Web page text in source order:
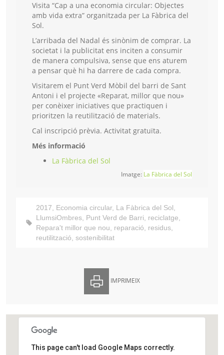
Visita “Cap a una economia circular: Objectes
amb vida extra” organitzada per La Fàbrica del
Sol.
L’arribada del Nadal és sinònim de comprar. La
societat i la publicitat ens inciten a consumir
de manera compulsiva, sense que ens aturem
a pensar què hi ha darrere de cada compra.
Visitarem el Punt Verd Mòbil del barri de Sant
Antoni i el projecte «Reparat, millor que nou»
per conèixer iniciatives que practiquen i
prioritzen la reutilització de materials.
Cal inscripció prèvia. Activitat gratuïta.
Més informació
La Fàbrica del Sol
Imatge: La Fàbrica del Sol
2017, Economia circular, La Fàbrica del Sol,
LlumsiOmbres, Punt Verd de Barri, reciclatge,
Repara't millor que nou, reparació, residus,
reutilització, sostenibilitat
IMPRIMEIX
This page can't load Google Maps correctly.